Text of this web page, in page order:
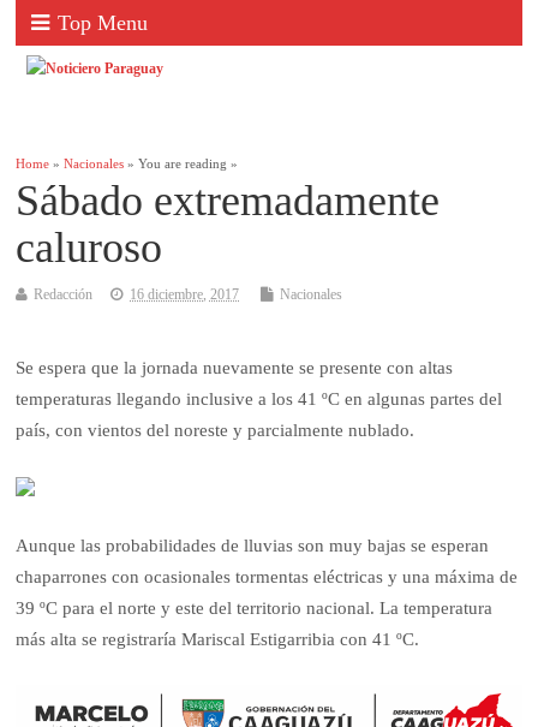
Top Menu
Home »Nacionales » You are reading »
Sábado extremadamente
caluroso
Redacción 16 diciembre, 2017 Nacionales
Se espera que la jornada nuevamente se presente con altas
temperaturas llegando inclusive a los 41 ºC en algunas partes del
país, con vientos del noreste y parcialmente nublado.
Aunque las probabilidades de lluvias son muy bajas se esperan
chaparrones con ocasionales tormentas eléctricas y una máxima de
39 ºC para el norte y este del territorio nacional. La temperatura
más alta se registraría Mariscal Estigarribia con 41 ºC.